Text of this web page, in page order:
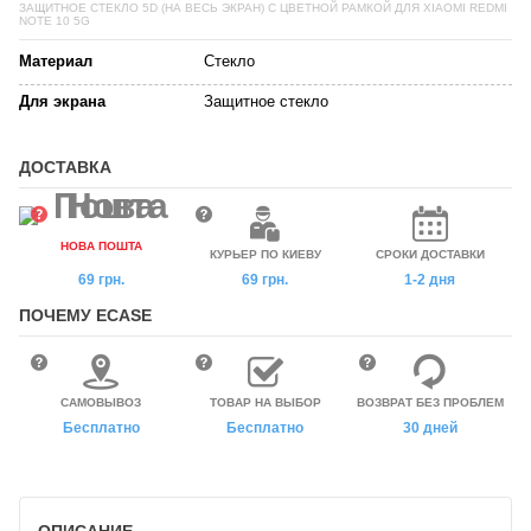
ЗАЩИТНОЕ СТЕКЛО 5D (НА ВЕСЬ ЭКРАН) С ЦВЕТНОЙ РАМКОЙ ДЛЯ XIAOMI REDMI
NOTE 10 5G
Материал Стекло
Для экрана Защитное стекло
ДОСТАВКА
НОВА ПОШТА
69 грн.
КУРЬЕР ПО КИЕВУ
69 грн.
СРОКИ ДОСТАВКИ
1-2 дня
ПОЧЕМУ ECASE
САМОВЫВОЗ
Бесплатно
ТОВАР НА ВЫБОР
Бесплатно
ВОЗВРАТ БЕЗ ПРОБЛЕМ
30 дней